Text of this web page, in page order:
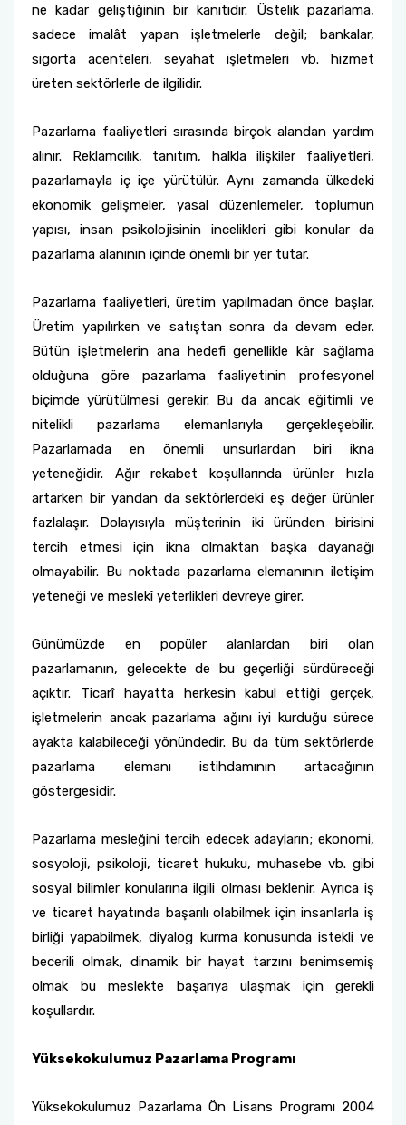
ne kadar geliştiğinin bir kanıtıdır. Üstelik pazarlama,
sadece imalât yapan işletmelerle değil; bankalar,
sigorta acenteleri, seyahat işletmeleri vb. hizmet
üreten sektörlerle de ilgilidir.
Pazarlama faaliyetleri sırasında birçok alandan yardım
alınır. Reklamcılık, tanıtım, halkla ilişkiler faaliyetleri,
pazarlamayla iç içe yürütülür. Aynı zamanda ülkedeki
ekonomik gelişmeler, yasal düzenlemeler, toplumun
yapısı, insan psikolojisinin incelikleri gibi konular da
pazarlama alanının içinde önemli bir yer tutar.
Pazarlama faaliyetleri, üretim yapılmadan önce başlar.
Üretim yapılırken ve satıştan sonra da devam eder.
Bütün işletmelerin ana hedefi genellikle kâr sağlama
olduğuna göre pazarlama faaliyetinin profesyonel
biçimde yürütülmesi gerekir. Bu da ancak eğitimli ve
nitelikli pazarlama elemanlarıyla gerçekleşebilir.
Pazarlamada en önemli unsurlardan biri ikna
yeteneğidir. Ağır rekabet koşullarında ürünler hızla
artarken bir yandan da sektörlerdeki eş değer ürünler
fazlalaşır. Dolayısıyla müşterinin iki üründen birisini
tercih etmesi için ikna olmaktan başka dayanağı
olmayabilir. Bu noktada pazarlama elemanının iletişim
yeteneği ve meslekî yeterlikleri devreye girer.
Günümüzde en popüler alanlardan biri olan
pazarlamanın, gelecekte de bu geçerliği sürdüreceği
açıktır. Ticarî hayatta herkesin kabul ettiği gerçek,
işletmelerin ancak pazarlama ağını iyi kurduğu sürece
ayakta kalabileceği yönündedir. Bu da tüm sektörlerde
pazarlama elemanı istihdamının artacağının
göstergesidir.
Pazarlama mesleğini tercih edecek adayların; ekonomi,
sosyoloji, psikoloji, ticaret hukuku, muhasebe vb. gibi
sosyal bilimler konularına ilgili olması beklenir. Ayrıca iş
ve ticaret hayatında başarılı olabilmek için insanlarla iş
birliği yapabilmek, diyalog kurma konusunda istekli ve
becerili olmak, dinamik bir hayat tarzını benimsemiş
olmak bu meslekte başarıya ulaşmak için gerekli
koşullardır.
Yüksekokulumuz Pazarlama Programı
Yüksekokulumuz Pazarlama Ön Lisans Programı 2004